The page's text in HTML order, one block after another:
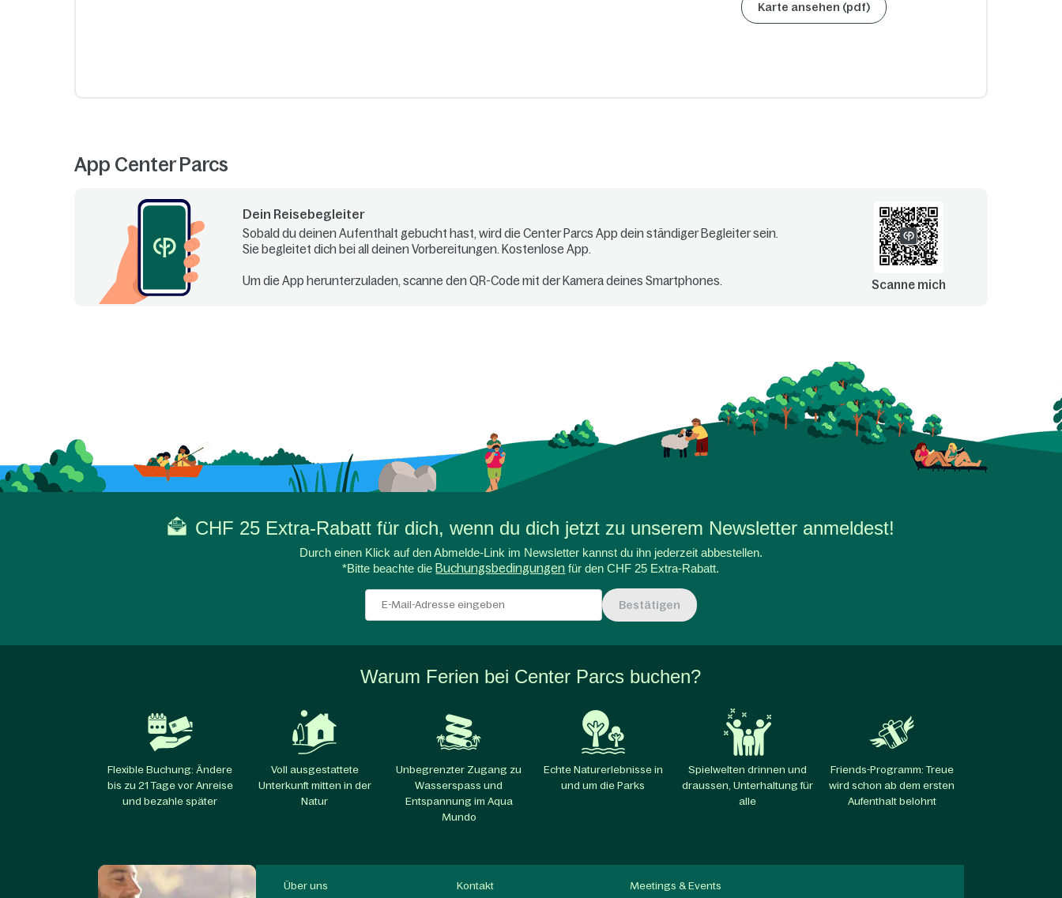
Karte ansehen (pdf)
App Center Parcs
Dein Reisebegleiter
Sobald du deinen Aufenthalt gebucht hast, wird die Center Parcs App dein ständiger Begleiter sein.
Sie begleitet dich bei all deinen Vorbereitungen. Kostenlose App.
Um die App herunterzuladen, scanne den QR-Code mit der Kamera deines Smartphones. Scanne mich
CHF 25 Extra-Rabatt für dich, wenn du dich jetzt zu unserem Newsletter anmeldest!
Durch einen Klick auf den Abmelde-Link im Newsletter kannst du ihn jederzeit abbestellen.
*Bitte beachte die Buchungsbedingungen für den CHF 25 Extra-Rabatt.
Bestätigen
Warum Ferien bei Center Parcs buchen?
Flexible Buchung: Ändere
bis zu 21 Tage vor Anreise
und bezahle später
Voll ausgestattete
Unterkunft mitten in der
Natur
Unbegrenzter Zugang zu
Wasserspass und
Entspannung im Aqua
Mundo​
Echte Naturerlebnisse in
und um die Parks​
Spielwelten drinnen und
draussen, Unterhaltung für
alle​
Friends-Programm: Treue
wird schon ab dem ersten
Aufenthalt belohnt​
Über uns Kontakt Meetings & Events